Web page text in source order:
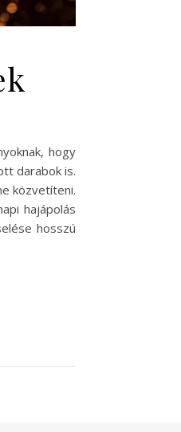
hogy
darabok is.
közvetíteni.
hajápolás
hosszú